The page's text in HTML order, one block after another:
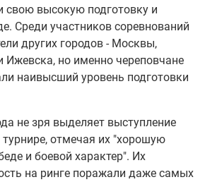
свою высокую подготовку и
Среди участников соревнований
других городов - Москвы,
Ижевска, но именно череповчане
наивысший уровень подготовки
не зря выделяет выступление
отмечая их "хорошую
и боевой характер". Их
на ринге поражали даже самых